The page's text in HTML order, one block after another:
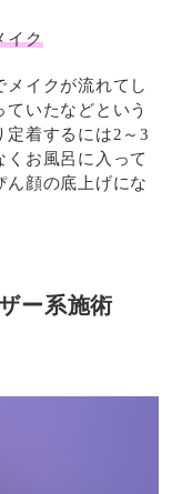
イク
メイクが流れてし
いたなどという
定着するには2～3
くお風呂に入って
ん顔の底上げにな
ー系施術